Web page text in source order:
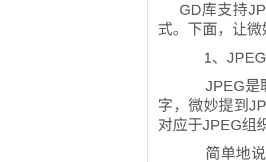
GD库支持
式。下面，让
1、JPEG
JPEG是联
字，微妙提到
对应于JPEG组
简单地说